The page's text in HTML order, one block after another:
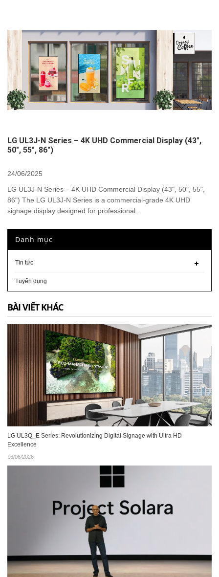
LG UL3J-N Series – 4K UHD Commercial Display (43",
50", 55", 86")
24/06/2025
LG UL3J-N Series – 4K UHD Commercial Display (43", 50", 55",
86") The LG UL3J-N Series is a commercial-grade 4K UHD
signage display designed for professional...
Danh mục
Tin tức
Tuyển dụng
BÀI VIẾT KHÁC
LG UL3Q_E Series: Revolutionizing Digital Signage with Ultra HD
Excellence
16/06/2026